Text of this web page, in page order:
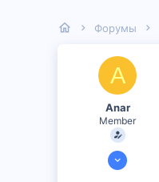
о
а
а
а
л
а
Форумы
A
Anar
Member
17 Ноя 2024